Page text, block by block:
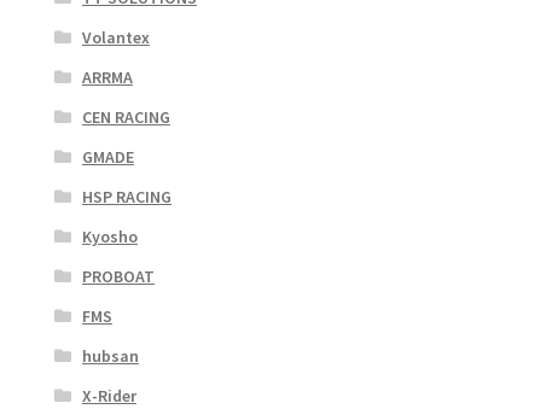
Volantex
ARRMA
CEN RACING
GMADE
HSP RACING
Kyosho
PROBOAT
FMS
hubsan
X-Rider